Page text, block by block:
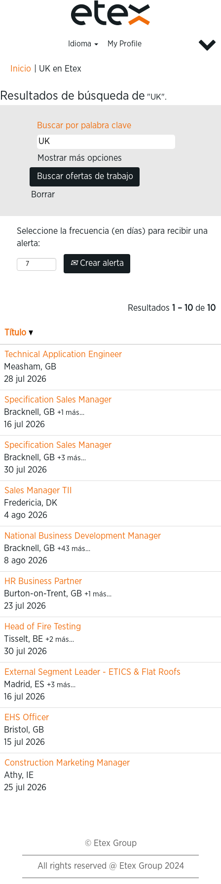
Idioma My Profile
Inicio UK en Etex
Resultados de búsqueda de "UK".
Buscar por palabra clave
Mostrar más opciones
Borrar
Seleccione la frecuencia (en días) para recibir una
alerta:
Crear alerta
Resultados 1 – 10 de 10
Título
Technical Application Engineer
Measham, GB
28 jul 2026
Specification Sales Manager
Bracknell, GB +1 más…
16 jul 2026
Specification Sales Manager
Bracknell, GB +3 más…
30 jul 2026
Sales Manager TII
Fredericia, DK
4 ago 2026
National Business Development Manager
Bracknell, GB +43 más…
8 ago 2026
HR Business Partner
Burton-on-Trent, GB +1 más…
23 jul 2026
Head of Fire Testing
Tisselt, BE +2 más…
30 jul 2026
External Segment Leader - ETICS & Flat Roofs
Madrid, ES +3 más…
16 jul 2026
EHS Officer
Bristol, GB
15 jul 2026
Construction Marketing Manager
Athy, IE
25 jul 2026
© Etex Group
All rights reserved @ Etex Group 2024